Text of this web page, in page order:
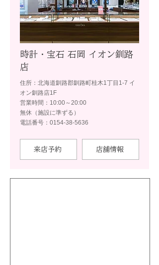
時計・宝石 石岡 イオン釧路
店
住所：北海道釧路郡釧路町桂木1丁目1-7 イ
オン釧路店1F
営業時間：10:00～20:00
無休（施設に準ずる）
電話番号：0154-38-5636
来店予約 店舗情報